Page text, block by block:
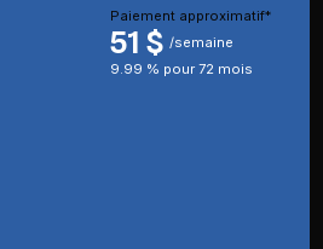
Paiement approximatif*
51 $ /semaine
9.99 % pour 72 mois